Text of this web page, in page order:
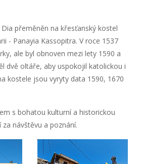
přeměněn na křesťanský kostel
- Panayia Kassopitra. V roce 1537
ale byl obnoven mezi lety 1590 a
dvě oltáře, aby uspokojil katolickou i
kostele jsou vyryty data 1590, 1670
s bohatou kulturní a historickou
návštěvu a poznání.